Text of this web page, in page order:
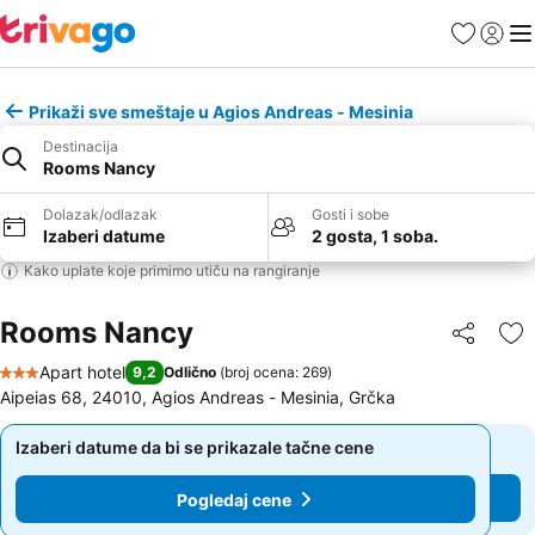
FavoritiPrijavi
Prikaži sve smeštaje u Agios Andreas - Mesinia
Destinacija
Rooms Nancy
Dolazak/odlazak
Izaberi datume
Gosti i sobe
2 gosta, 1 soba.
Kako uplate koje primimo utiču na rangiranje
Rooms Nancy Deli
3 Zvezdice
Apart hotel 9,2 Odlično (broj ocena: 269)
Aipeias 68, 24010, Agios Andreas - Mesinia, Grčka
Izaberi datume da bi se prikazale tačne cene
Pogledaj cene
Izaberi datume da bi se prikazale tačne cene
Pogledaj cene